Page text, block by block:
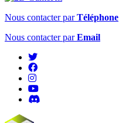
Nous contacter parTéléphone
Nous contacter parEmail